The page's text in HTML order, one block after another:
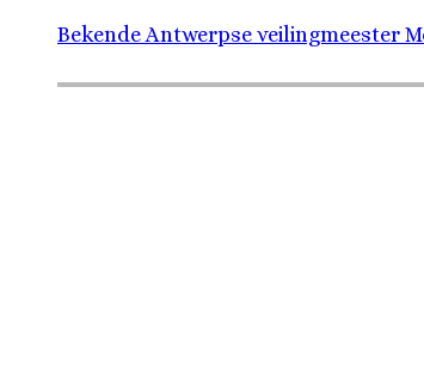
Bekende Antwerpse veilingmeester